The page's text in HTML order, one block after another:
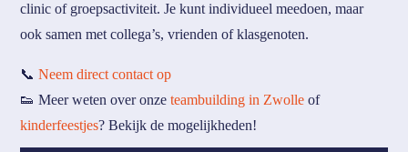
clinic of groepsactiviteit. Je kunt individueel meedoen, maar
ook samen met collega’s, vrienden of klasgenoten.
📞Neem direct contact op
👟 Meer weten over onzeteambuilding in Zwolle of
kinderfeestjes? Bekijk de mogelijkheden!